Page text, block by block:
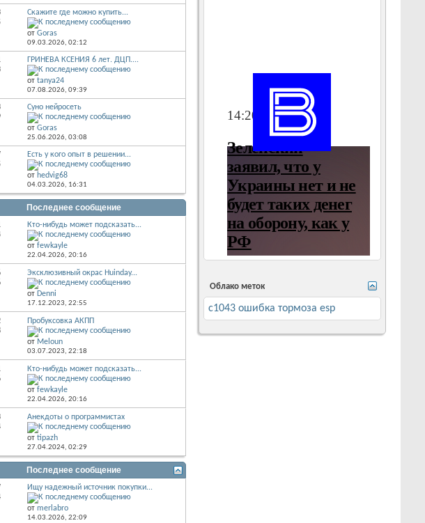
Скажите где можно купить...
отGoras
09.03.2026,02:12
ГРИНЕВА КСЕНИЯ 6 лет. ДЦП....
отtanya24
07.08.2026,09:39
Суно нейросеть
отGoras
25.06.2026,03:08
Есть у кого опыт в решении...
от hedvig68
04.03.2026, 16:31
Последнее сообщение
Кто-нибудь может подсказать...
отfewkayle
22.04.2026,20:16
Эксклюзивный окрас Huinday...
от Denni
17.12.2023,22:55
Пробуксовка АКПП
от Meloun
03.07.2023,22:18
Кто-нибудь может подсказать...
отfewkayle
22.04.2026,20:16
Анекдоты о программистах
отtipazh
27.04.2024,02:29
Последнее сообщение
Ищу надежный источник покупки...
отmerlabro
14.03.2026,22:09
Облако меток
c1043 ошибка тормоза esp